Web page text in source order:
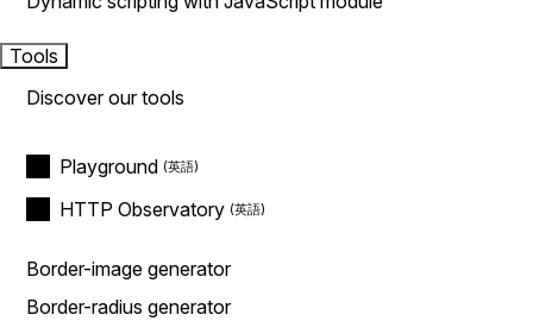
Tools
Discover our tools
Playground
HTTP Observatory
Border-image generator
Border-radius generator